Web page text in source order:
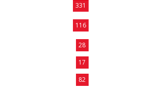
331
116
28
17
82